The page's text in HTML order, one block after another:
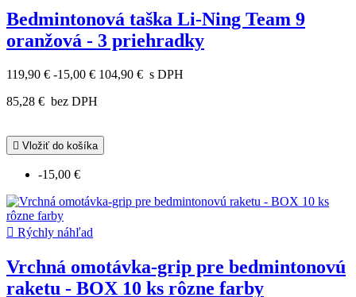
Bedmintonová taška Li-Ning Team 9
oranžová - 3 priehradky
119,90 € -15,00 € 104,90 € s DPH
85,28 € bez DPH
 Vložiť do košíka
-15,00 €
 Rýchly náhľad
Vrchná omotávka-grip pre bedmintonovú
raketu - BOX 10 ks rôzne farby